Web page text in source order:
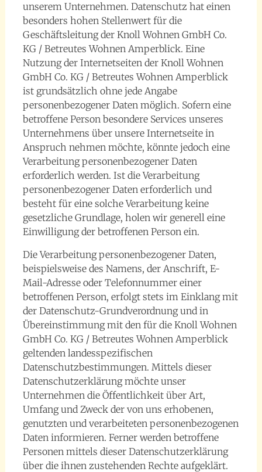
unserem Unternehmen. Datenschutz hat einen
besonders hohen Stellenwert für die
Geschäftsleitung der Knoll Wohnen GmbH Co.
KG / Betreutes Wohnen Amperblick. Eine
Nutzung der Internetseiten der Knoll Wohnen
GmbH Co. KG / Betreutes Wohnen Amperblick
ist grundsätzlich ohne jede Angabe
personenbezogener Daten möglich. Sofern eine
betroffene Person besondere Services unseres
Unternehmens über unsere Internetseite in
Anspruch nehmen möchte, könnte jedoch eine
Verarbeitung personenbezogener Daten
erforderlich werden. Ist die Verarbeitung
personenbezogener Daten erforderlich und
besteht für eine solche Verarbeitung keine
gesetzliche Grundlage, holen wir generell eine
Einwilligung der betroffenen Person ein.
Die Verarbeitung personenbezogener Daten,
beispielsweise des Namens, der Anschrift, E-
Mail-Adresse oder Telefonnummer einer
betroffenen Person, erfolgt stets im Einklang mit
der Datenschutz-Grundverordnung und in
Übereinstimmung mit den für die Knoll Wohnen
GmbH Co. KG / Betreutes Wohnen Amperblick
geltenden landesspezifischen
Datenschutzbestimmungen. Mittels dieser
Datenschutzerklärung möchte unser
Unternehmen die Öffentlichkeit über Art,
Umfang und Zweck der von uns erhobenen,
genutzten und verarbeiteten personenbezogenen
Daten informieren. Ferner werden betroffene
Personen mittels dieser Datenschutzerklärung
über die ihnen zustehenden Rechte aufgeklärt.